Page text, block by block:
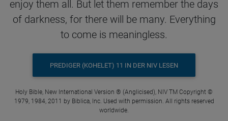
enjoy them all. But let them remember the days
of darkness, for there will be many. Everything
to come is meaningless.
PREDIGER (KOHELET) 11 IN DER NIV LESEN
Holy Bible, New International Version ® (Anglicised), NIV TM Copyright ©
1979, 1984, 2011 by Biblica, Inc. Used with permission. All rights reserved
worldwide.